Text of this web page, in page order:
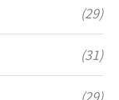
(29)
(31)
(29)